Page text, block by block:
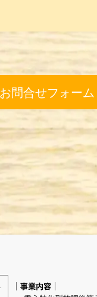
お問合せフォーム